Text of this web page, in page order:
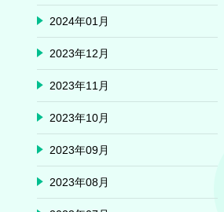
2024年01月
2023年12月
2023年11月
2023年10月
2023年09月
2023年08月